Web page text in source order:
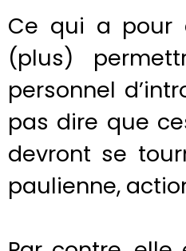
Ce qui a pour
(plus)
personnel
pas dire que
devront se
paulienne,